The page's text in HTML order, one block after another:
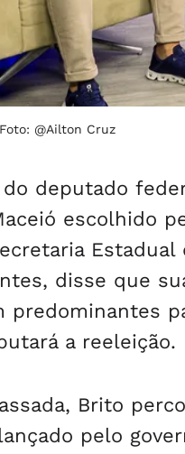
Foto: @Ailton Cruz
deputado
escolhido
Estadual
disse que
predominantes
a reeleição.
Brito
pelo